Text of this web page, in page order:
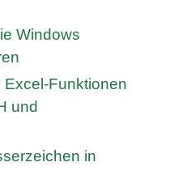
Windows
Funktionen
und
in